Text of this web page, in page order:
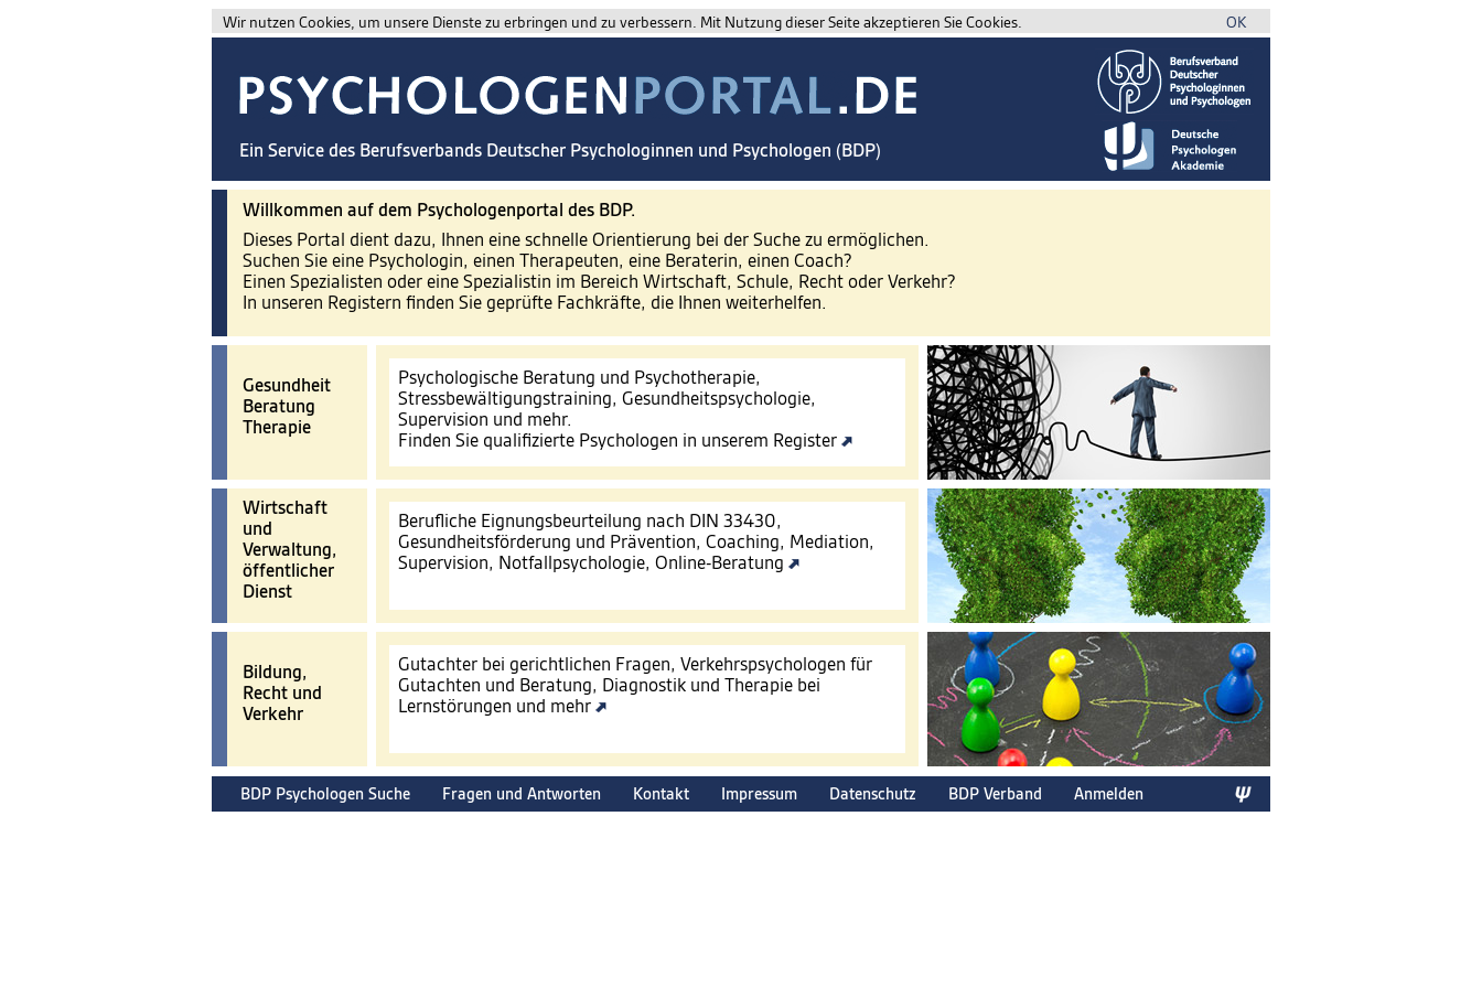
Wir nutzen Cookies, um unsere Dienste zu erbringen und zu verbessern. Mit Nutzung dieser Seite akzeptieren Sie Cookies. OK
Ein Service des Berufsverbands Deutscher Psychologinnen und Psychologen (BDP)
Willkommen auf dem Psychologenportal des BDP.
Dieses Portal dient dazu, Ihnen eine schnelle Orientierung bei der Suche zu ermöglichen.
Suchen Sie eine Psychologin, einen Therapeuten, eine Beraterin, einen Coach?
Einen Spezialisten oder eine Spezialistin im Bereich Wirtschaft, Schule, Recht oder Verkehr?
In unseren Registern finden Sie geprüfte Fachkräfte, die Ihnen weiterhelfen.
Gesundheit
Beratung
Therapie
Psychologische Beratung und Psychotherapie,
Stressbewältigungstraining, Gesundheitspsychologie,
Supervision und mehr.
Finden Sie qualifizierte Psychologen in unserem Register
Wirtschaft
und
Verwaltung,
öffentlicher
Dienst
Berufliche Eignungsbeurteilung nach DIN 33430,
Gesundheitsförderung und Prävention, Coaching, Mediation,
Supervision, Notfallpsychologie, Online-Beratung
Bildung,
Recht und
Verkehr
Gutachter bei gerichtlichen Fragen, Verkehrspsychologen für
Gutachten und Beratung, Diagnostik und Therapie bei
Lernstörungen und mehr
BDP Psychologen Suche Fragen und Antworten Kontakt Impressum Datenschutz BDP Verband Anmelden